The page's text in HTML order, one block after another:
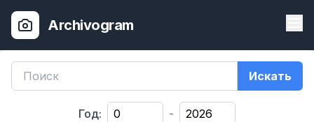
Archivogram
Искать
Год: -